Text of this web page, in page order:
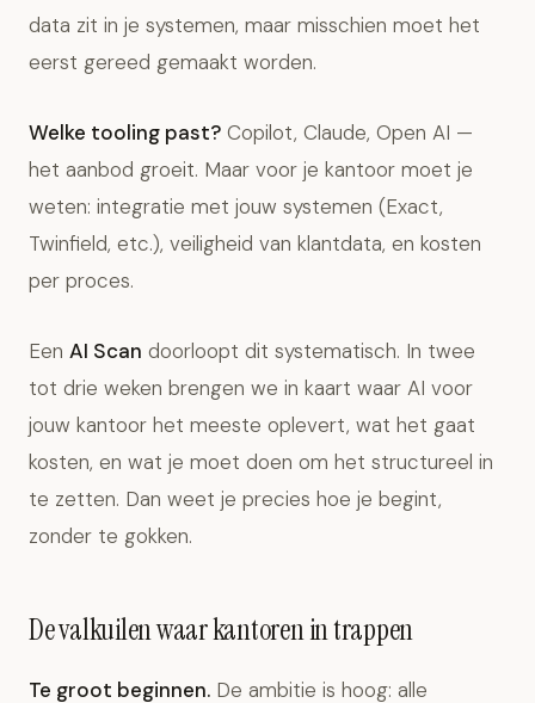
data zit in je systemen, maar misschien moet het
eerst gereed gemaakt worden.
Welke tooling past? Copilot, Claude, Open AI —
het aanbod groeit. Maar voor je kantoor moet je
weten: integratie met jouw systemen (Exact,
Twinfield, etc.), veiligheid van klantdata, en kosten
per proces.
Een AI Scan doorloopt dit systematisch. In twee
tot drie weken brengen we in kaart waar AI voor
jouw kantoor het meeste oplevert, wat het gaat
kosten, en wat je moet doen om het structureel in
te zetten. Dan weet je precies hoe je begint,
zonder te gokken.
De valkuilen waar kantoren in trappen
Te groot beginnen. De ambitie is hoog: alle